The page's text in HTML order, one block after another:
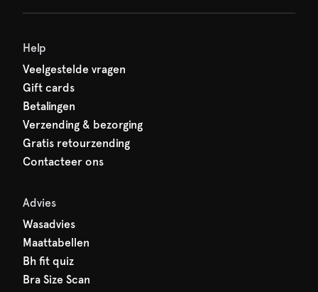
Help
Veelgestelde vragen
Gift cards
Betalingen
Verzending & bezorging
Gratis retourzending
Contacteer ons
Advies
Wasadvies
Maattabellen
Bh fit quiz
Bra Size Scan